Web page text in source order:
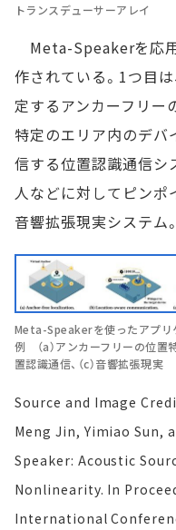
トランスデューサーアレイ
Meta-Speakerを応
作されている。1つ目
定するアンカーフリー
特定のエリア内のデバ
信する位置認識通信シ
人などに対してピンポ
音響拡張現実システム。
Meta-Speakerを使ったアプリ
例 （a）アンカーフリーの位置特
置認識通信、（c）音響拡張現実
Source and Image
Meng Jin, Yimiao Sun,
Speaker: Acoustic
Nonlinearity. In
International